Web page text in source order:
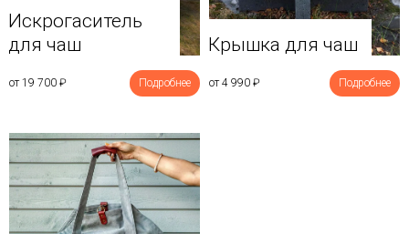
Искрогаситель
для чаш
от 19 700 ₽ Подробнее
Крышка для чаш
от 4 990 ₽ Подробнее